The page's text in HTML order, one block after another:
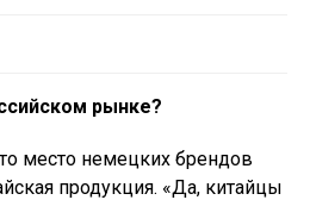
рынке?
место немецких брендов
продукция. «Да, китайцы